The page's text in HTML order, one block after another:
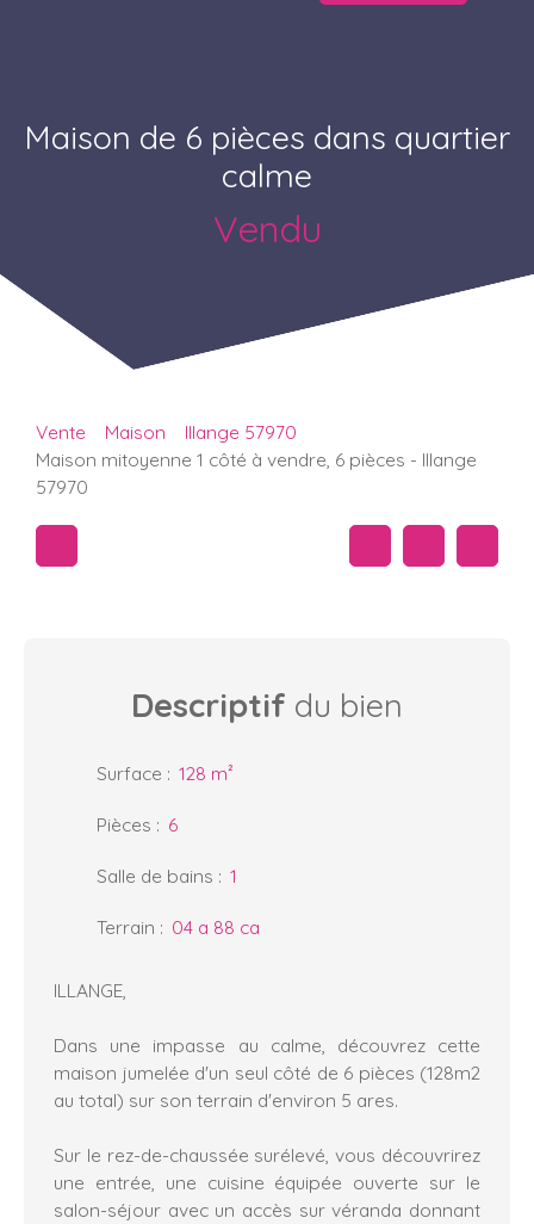
Maison de 6 pièces dans quartier
calme
Vendu
Vente Maison
Illange 57970
Maison mitoyenne 1 côté à vendre, 6 pièces - Illange
57970
Descriptif du bien
Surface : 128 m²
Pièces : 6
Salle de bains : 1
Terrain : 04 a 88 ca
ILLANGE,
Dans une impasse au calme, découvrez cette
maison jumelée d'un seul côté de 6 pièces (128m2
au total) sur son terrain d'environ 5 ares.
Sur le rez-de-chaussée surélevé, vous découvrirez
une entrée, une cuisine équipée ouverte sur le
salon-séjour avec un accès sur véranda donnant